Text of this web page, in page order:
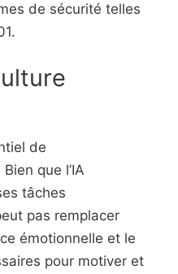
de sécurité telles
de
que l’IA
tâches
pas remplacer
émotionnelle et le
pour motiver et